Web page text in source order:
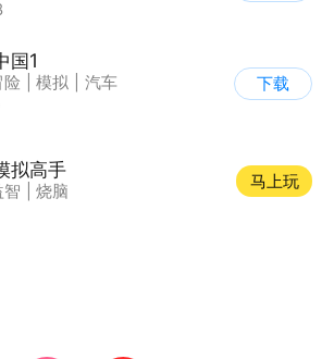
国1
险 模拟
汽车
下载
拟高手
智 烧脑
马上玩